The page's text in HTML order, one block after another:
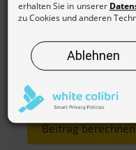
Zinsen/Dividenden
Beitrag berechnen